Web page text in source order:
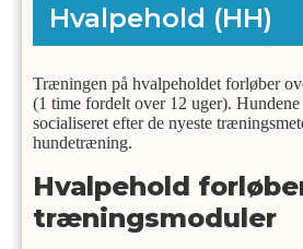
Hvalpehold (HH)
Træningen på hvalpeholdet forløber
(1 time fordelt over 12 uger).
socialiseret efter de nyeste
hundetræning.
Hvalpehold
træningsmoduler